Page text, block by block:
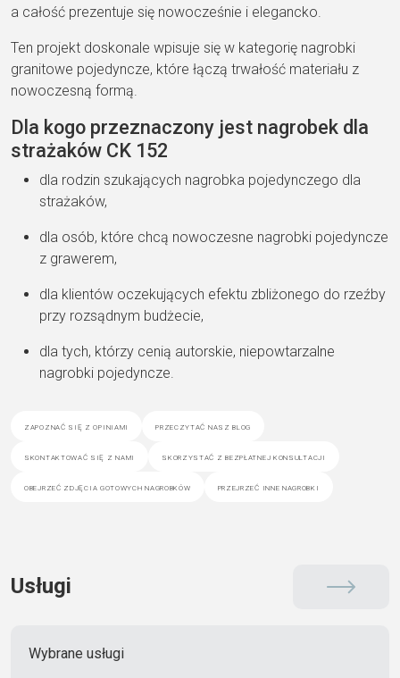
a całość prezentuje się nowocześnie i elegancko.
Ten projekt doskonale wpisuje się w kategorię nagrobki
granitowe pojedyncze, które łączą trwałość materiału z
nowoczesną formą.
Dla kogo przeznaczony jest nagrobek dla
strażaków CK 152
dla rodzin szukających nagrobka pojedynczego dla
strażaków,
dla osób, które chcą nowoczesne nagrobki pojedyncze
z grawerem,
dla klientów oczekujących efektu zbliżonego do rzeźby
przy rozsądnym budżecie,
dla tych, którzy cenią autorskie, niepowtarzalne
nagrobki pojedyncze.
zapoznać się z opiniami przeczytać nasz blog
skontaktować się z nami skorzystać z bezpłatnej konsultacji
obejrzeć zdjęcia gotowych nagrobków przejrzeć inne nagrobki
Usługi
Wybrane usługi